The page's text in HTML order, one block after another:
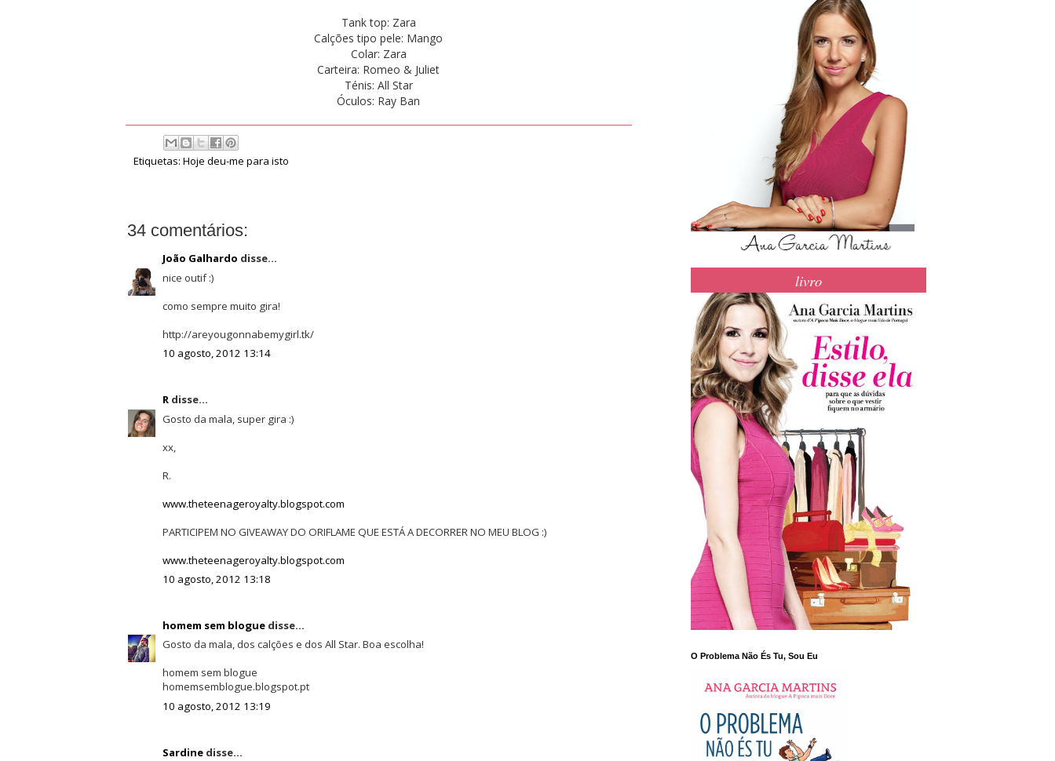
Tank top: Zara
Calções tipo pele: Mango
Colar: Zara
Carteira: Romeo & Juliet
Ténis: All Star
Óculos: Ray Ban
Etiquetas: Hoje deu-me para isto
34 comentários:
João Galhardo disse...
nice outif :)
como sempre muito gira!
http://areyougonnabemygirl.tk/
10 agosto, 2012 13:14
Rdisse...
Gosto da mala, super gira :)
xx,
R.
www.theteenageroyalty.blogspot.com
PARTICIPEM NO GIVEAWAY DO ORIFLAME QUE ESTÁ A DECORRER NO MEU BLOG :)
www.theteenageroyalty.blogspot.com
10 agosto, 2012 13:18
homem sem bloguedisse...
Gosto da mala, dos calções e dos All Star. Boa escolha!
homem sem blogue
homemsemblogue.blogspot.pt
10 agosto, 2012 13:19
Sardinedisse...
livro
O Problema Não És Tu, Sou Eu